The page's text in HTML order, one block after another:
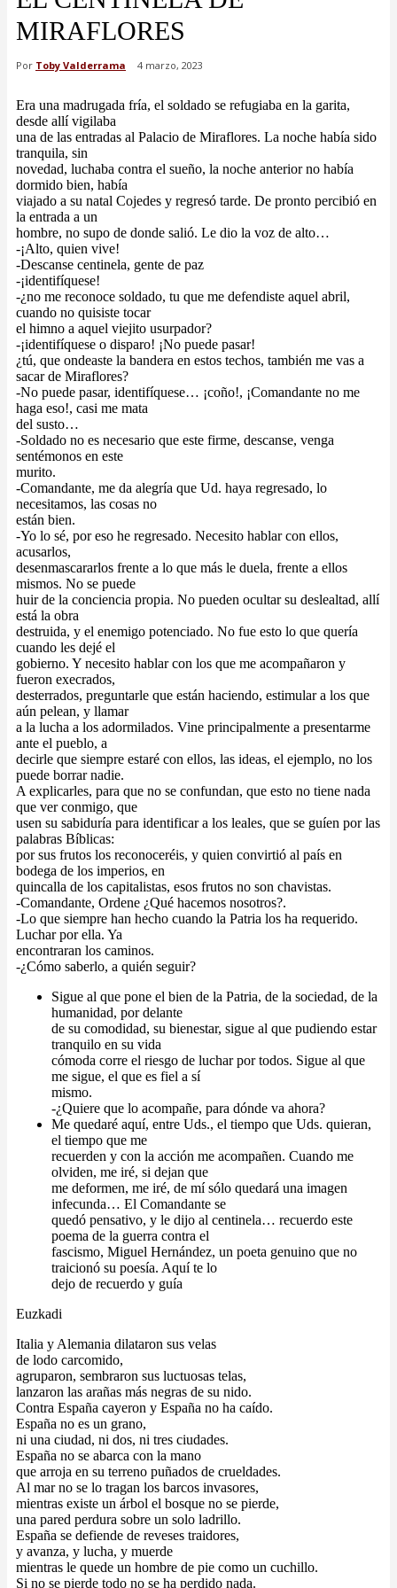
MIRAFLORES
Por Toby Valderrama 4 marzo, 2023
Era una madrugada fría, el soldado se refugiaba en la garita,
desde allí vigilaba
una de las entradas al Palacio de Miraflores. La noche había sido
tranquila, sin
novedad, luchaba contra el sueño, la noche anterior no había
dormido bien, había
viajado a su natal Cojedes y regresó tarde. De pronto percibió en
la entrada a un
hombre, no supo de donde salió. Le dio la voz de alto…
-¡Alto, quien vive!
-Descanse centinela, gente de paz
-¡identifíquese!
-¿no me reconoce soldado, tu que me defendiste aquel abril,
cuando no quisiste tocar
el himno a aquel viejito usurpador?
-¡identifíquese o disparo! ¡No puede pasar!
¿tú, que ondeaste la bandera en estos techos, también me vas a
sacar de Miraflores?
-No puede pasar, identifíquese… ¡coño!, ¡Comandante no me
haga eso!, casi me mata
del susto…
-Soldado no es necesario que este firme, descanse, venga
sentémonos en este
murito.
-Comandante, me da alegría que Ud. haya regresado, lo
necesitamos, las cosas no
están bien.
-Yo lo sé, por eso he regresado. Necesito hablar con ellos,
acusarlos,
desenmascararlos frente a lo que más le duela, frente a ellos
mismos. No se puede
huir de la conciencia propia. No pueden ocultar su deslealtad, allí
está la obra
destruida, y el enemigo potenciado. No fue esto lo que quería
cuando les dejé el
gobierno. Y necesito hablar con los que me acompañaron y
fueron execrados,
desterrados, preguntarle que están haciendo, estimular a los que
aún pelean, y llamar
a la lucha a los adormilados. Vine principalmente a presentarme
ante el pueblo, a
decirle que siempre estaré con ellos, las ideas, el ejemplo, no los
puede borrar nadie.
A explicarles, para que no se confundan, que esto no tiene nada
que ver conmigo, que
usen su sabiduría para identificar a los leales, que se guíen por las
palabras Bíblicas:
por sus frutos los reconoceréis, y quien convirtió al país en
bodega de los imperios, en
quincalla de los capitalistas, esos frutos no son chavistas.
-Comandante, Ordene ¿Qué hacemos nosotros?.
-Lo que siempre han hecho cuando la Patria los ha requerido.
Luchar por ella. Ya
encontraran los caminos.
-¿Cómo saberlo, a quién seguir?
Sigue al que pone el bien de la Patria, de la sociedad, de la
humanidad, por delante
de su comodidad, su bienestar, sigue al que pudiendo estar
tranquilo en su vida
cómoda corre el riesgo de luchar por todos. Sigue al que
me sigue, el que es fiel a sí
mismo.
-¿Quiere que lo acompañe, para dónde va ahora?
Me quedaré aquí, entre Uds., el tiempo que Uds. quieran,
el tiempo que me
recuerden y con la acción me acompañen. Cuando me
olviden, me iré, si dejan que
me deformen, me iré, de mí sólo quedará una imagen
infecunda… El Comandante se
quedó pensativo, y le dijo al centinela… recuerdo este
poema de la guerra contra el
fascismo, Miguel Hernández, un poeta genuino que no
traicionó su poesía. Aquí te lo
dejo de recuerdo y guía
Euzkadi
Italia y Alemania dilataron sus velas
de lodo carcomido,
agruparon, sembraron sus luctuosas telas,
lanzaron las arañas más negras de su nido.
Contra España cayeron y España no ha caído.
España no es un grano,
ni una ciudad, ni dos, ni tres ciudades.
España no se abarca con la mano
que arroja en su terreno puñados de crueldades.
Al mar no se lo tragan los barcos invasores,
mientras existe un árbol el bosque no se pierde,
una pared perdura sobre un solo ladrillo.
España se defiende de reveses traidores,
y avanza, y lucha, y muerde
mientras le quede un hombre de pie como un cuchillo.
Si no se pierde todo no se ha perdido nada.